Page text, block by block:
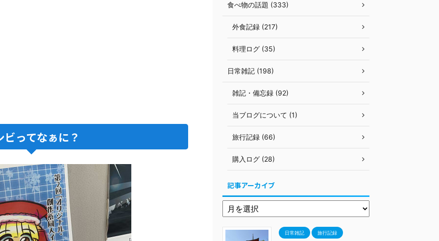
ビってなぁに？
食べ物の話題 (333)
外食記録 (217)
料理ログ (35)
日常雑記 (198)
雑記・備忘録 (92)
当ブログについて (1)
旅行記録 (66)
購入ログ (28)
記事アーカイブ
日常雑記 旅行記録